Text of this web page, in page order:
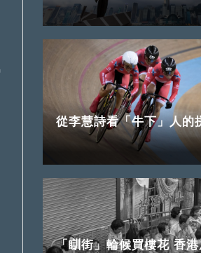
從李慧詩看「牛下」人的
「瞓街」輪候買樓花 香